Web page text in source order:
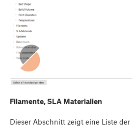
Filamente, SLA Materialien
Dieser Abschnitt zeigt eine Liste